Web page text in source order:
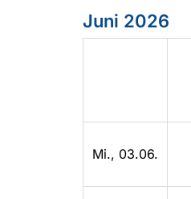
Juni 2026
Mi., 03.06.